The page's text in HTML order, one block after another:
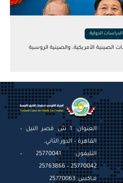
الدولية
الصينية الأمريكية، والصينية الروسية
العنوان: 1 ش قصر النيل –
القاهرة – الدور الثاني.
التليفون: 25770041 –
25770042 – 25763866
فـاكس: 25770063